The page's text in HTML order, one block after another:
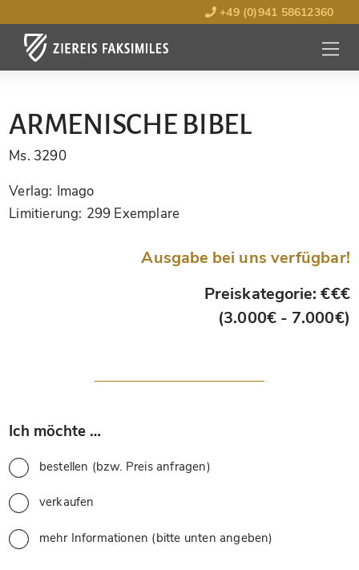
+49 (0)941 58612360
MENÜ
ARMENISCHE BIBEL
Ms. 3290
Verlag: Imago
Limitierung: 299 Exemplare
Ausgabe bei uns verfügbar!
Preiskategorie: €€€
(3.000€ - 7.000€)
Ich möchte …
bestellen (bzw. Preis anfragen)
verkaufen
mehr Informationen (bitte unten angeben)